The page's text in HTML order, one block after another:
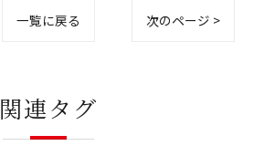
一覧に戻る 次のページ >
関連タグ